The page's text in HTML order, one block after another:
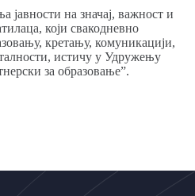
јавности на значај, важност и
који свакодневно
кретању, комуникацији,
истичу у Удружењу
за образовање”.